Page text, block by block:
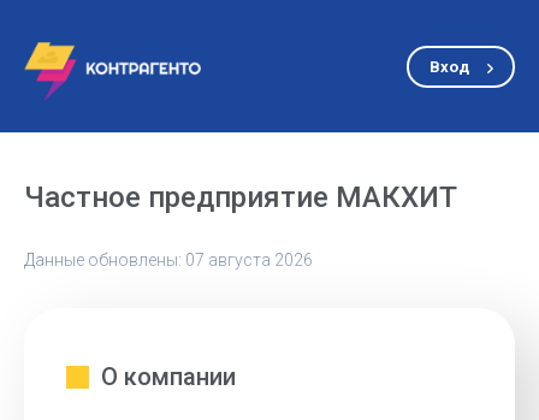
Вход
Частное предприятие МАКХИТ
Данные обновлены: 07 августа 2026
О компании